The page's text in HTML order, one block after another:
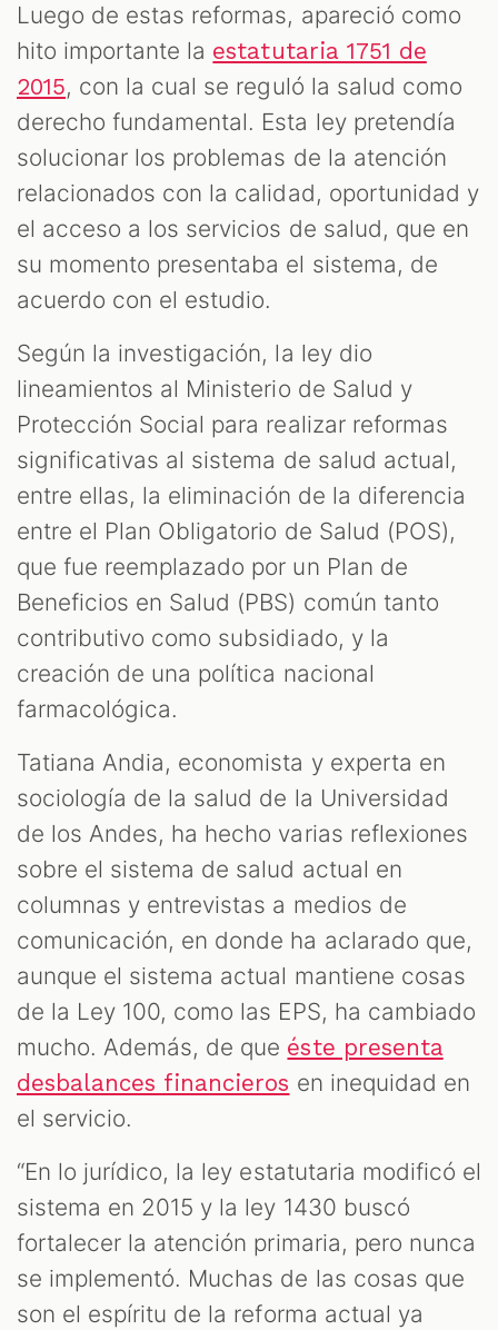
Luego de estas reformas, apareció como
hito importante la estatutaria 1751 de
2015, con la cual se reguló la salud como
derecho fundamental. Esta ley pretendía
solucionar los problemas de la atención
relacionados con la calidad, oportunidad y
el acceso a los servicios de salud, que en
su momento presentaba el sistema, de
acuerdo con el estudio.
Según la investigación, la ley dio
lineamientos al Ministerio de Salud y
Protección Social para realizar reformas
significativas al sistema de salud actual,
entre ellas, la eliminación de la diferencia
entre el Plan Obligatorio de Salud (POS),
que fue reemplazado por un Plan de
Beneficios en Salud (PBS) común tanto
contributivo como subsidiado, y la
creación de una política nacional
farmacológica.
Tatiana Andia, economista y experta en
sociología de la salud de la Universidad
de los Andes, ha hecho varias reflexiones
sobre el sistema de salud actual en
columnas y entrevistas a medios de
comunicación, en donde ha aclarado que,
aunque el sistema actual mantiene cosas
de la Ley 100, como las EPS, ha cambiado
mucho. Además, de que éste presenta
desbalances financieros en inequidad en
el servicio.
“En lo jurídico, la ley estatutaria modificó el
sistema en 2015 y la ley 1430 buscó
fortalecer la atención primaria, pero nunca
se implementó. Muchas de las cosas que
son el espíritu de la reforma actual ya